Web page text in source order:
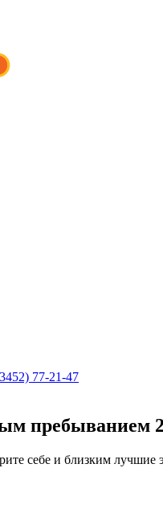
77-21-47
пребыванием
себе и близким лучшие